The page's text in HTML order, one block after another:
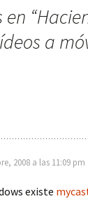
“
a
2008 a las 11:09 pm
existe